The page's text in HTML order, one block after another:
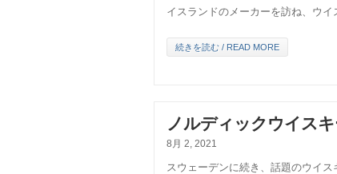
イスランドのメーカーを訪ね、ウ
続きを読む / READ MORE
ノルディックウイスキ
8月 2, 2021
スウェーデンに続き、話題のウイ